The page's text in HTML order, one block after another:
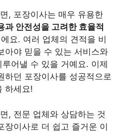
, 포장이사는 매우 유용한
과 안전성을 고려한 효율적
요. 여러 업체의 견적을 비
아야 믿을 수 있는 서비스와
어낼 수 있을 거예요. 이제
하던 포장이사를 성공적으로
하세요!
, 전문 업체와 상담하는 것
장이사로 더 쉽고 즐거운 이